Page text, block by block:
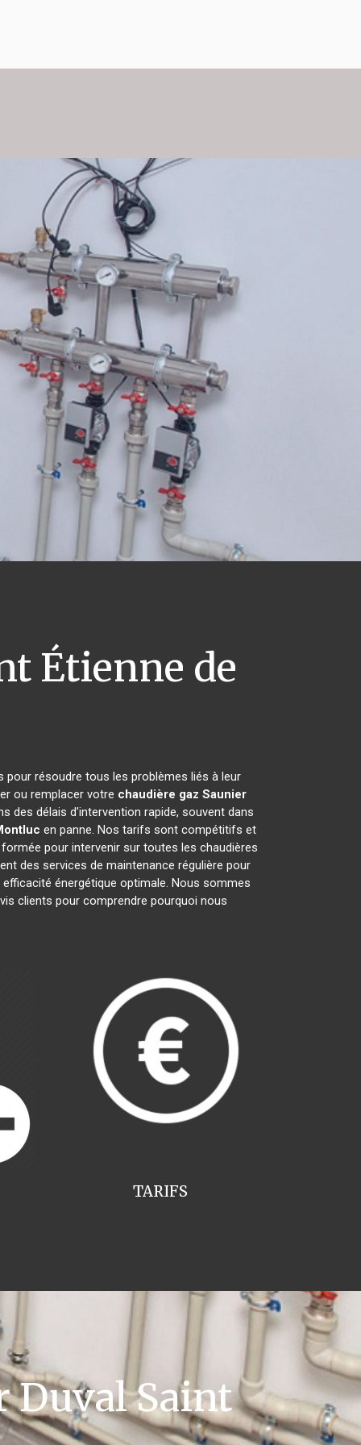
Étienne de
résoudre tous les problèmes liés à leur
ou remplacer votre chaudière gaz Saunier
des délais d'intervention rapide, souvent dans
en panne. Nos tarifs sont compétitifs et
pour intervenir sur toutes les chaudières
des services de maintenance régulière pour
énergétique optimale. Nous sommes
clients pour comprendre pourquoi nous
TARIFS
Duval Saint